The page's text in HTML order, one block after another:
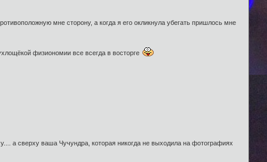
мне сторону, а когда я его окликнула убегать пришлось мне
физиономии все всегда в восторге
а сверху ваша Чучундра, которая никогда не выходила на фотографиях